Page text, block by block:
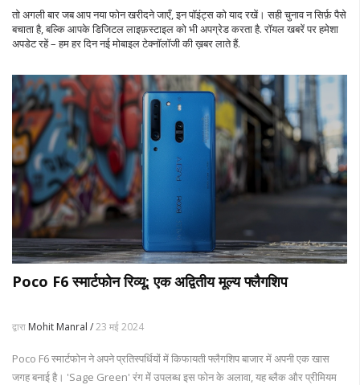
तो अगली बार जब आप नया फोन खरीदने जाएँ, इन पॉइंट्स को याद रखें। सही चुनाव न सिर्फ़ पैसे
बचाता है, बल्कि आपके डिजिटल लाइफ़स्टाइल को भी अपग्रेड करता है. रॉयल खबरें पर हमेशा
अपडेट रहें – हम हर दिन नई मोबाइल टेक्नॉलॉजी की ख़बर लाते हैं.
Poco F6 स्मार्टफोन रिव्यू: एक अद्वितीय मूल्य फ्लैगशिप
द्वारा Mohit Manral /23 मई 2024
Poco F6 स्मार्टफोन ने अपने प्रतिस्पर्धियों में किफायती फ्लैगशिप बाजार में अपनी एक खास
जगह बनाई है। 'Sage Green' रंग में उपलब्ध इस फोन के अलावा, यह ब्लैक और प्रीमियम